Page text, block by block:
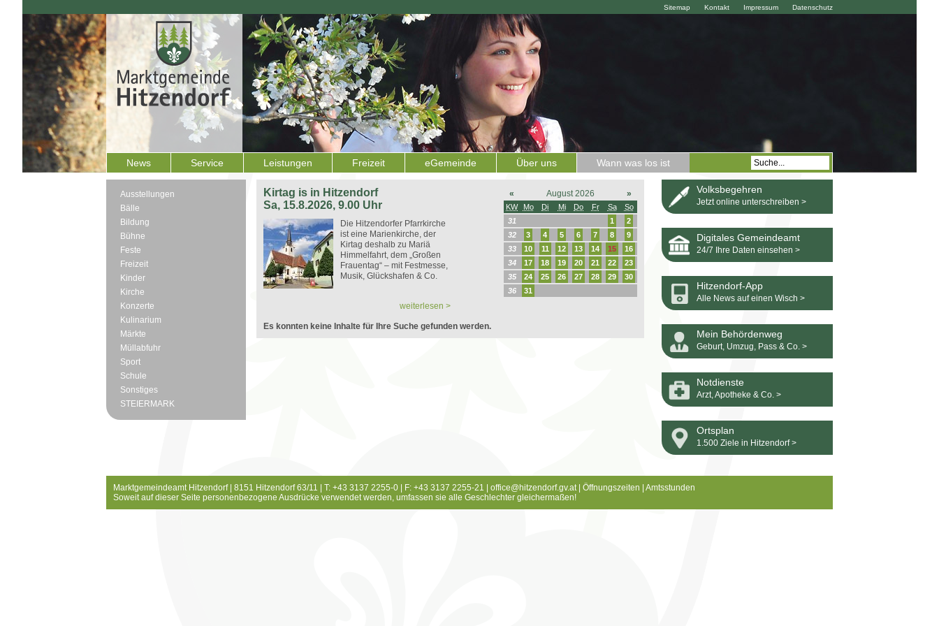
Datenschutz
Impressum
Kontakt
Sitemap
News Service Leistungen Freizeit eGemeinde Über uns Wann was los ist
Ausstellungen
Bälle
Bildung
Bühne
Feste
Freizeit
Kinder
Kirche
Konzerte
Kulinarium
Märkte
Müllabfuhr
Sport
Schule
Sonstiges
STEIERMARK
Kirtag is in Hitzendorf
Sa, 15.8.2026, 9.00 Uhr
Die Hitzendorfer Pfarrkirche
ist eine Marienkirche, der
Kirtag deshalb zu Mariä
Himmelfahrt, dem „Großen
Frauentag“ – mit Festmesse,
Musik, Glückshafen & Co.
weiterlesen >
« August 2026 »
KW Mo Di Mi Do Fr Sa
So
31
1
2
32
3 4 5 6 7 8
9
33
10 11 12 13 14 15
16
34
17 18 19 20 21 22
23
35
24 25 26 27 28 29
30
36
31
Es konnten keine Inhalte für Ihre Suche gefunden werden.
Volksbegehren
Jetzt online unterschreiben >
Digitales Gemeindeamt
24/7 Ihre Daten einsehen >
Hitzendorf-App
Alle News auf einen Wisch >
Mein Behördenweg
Geburt, Umzug, Pass & Co. >
Notdienste
Arzt, Apotheke & Co. >
Ortsplan
1.500 Ziele in Hitzendorf >
Marktgemeindeamt Hitzendorf | 8151 Hitzendorf 63/11 | T: +43 3137 2255-0 | F: +43 3137 2255-21 | office@hitzendorf.gv.at| Öffnungszeiten
Amtsstunden
Soweit auf dieser Seite personenbezogene Ausdrücke verwendet werden, umfassen sie alle Geschlechter gleichermaßen!